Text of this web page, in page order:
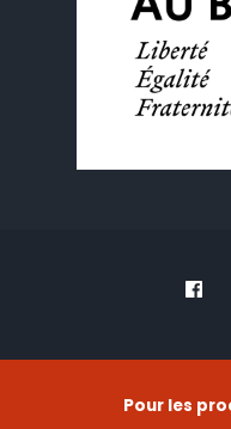
Pour les